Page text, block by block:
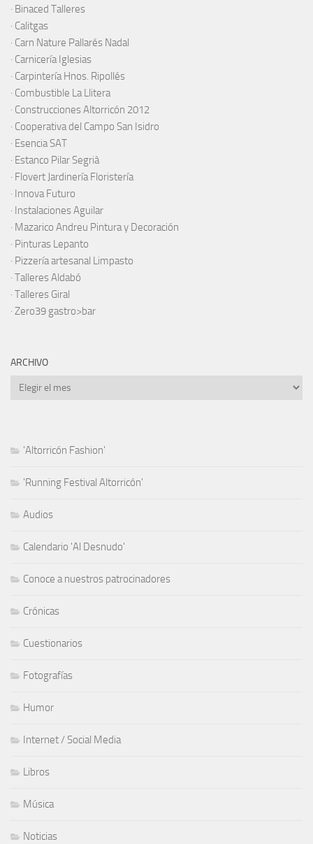
· Binaced Talleres
· Calitgas
· Carn Nature Pallarés Nadal
· Carnicería Iglesias
· Carpintería Hnos. Ripollés
· Combustible La Llitera
· Construcciones Altorricón 2012
· Cooperativa del Campo San Isidro
· Esencia SAT
· Estanco Pilar Segrià
· Flovert Jardinería Floristería
· Innova Futuro
· Instalaciones Aguilar
· Mazarico Andreu Pintura y Decoración
· Pinturas Lepanto
· Pizzería artesanal Limpasto
· Talleres Aldabó
· Talleres Giral
· Zero39 gastro>bar
ARCHIVO
Archivo
'Altorricón Fashion'
'Running Festival Altorricón'
Audios
Calendario 'Al Desnudo'
Conoce a nuestros patrocinadores
Crónicas
Cuestionarios
Fotografías
Humor
Internet / Social Media
Libros
Música
Noticias